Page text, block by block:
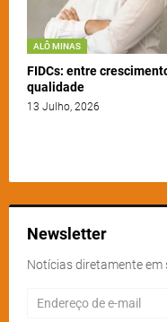
ALÔ MINAS
FIDCs: entre
qualidade
13 Julho, 2026
Newsletter
Notícias diretamente em